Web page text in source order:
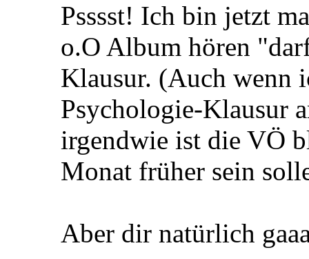
Psssst! Ich bin jetzt
o.O Album hören
Klausur. (Auch wenn
Psychologie-Klausur
irgendwie ist die VÖ
Monat früher sein
Aber dir natürlich